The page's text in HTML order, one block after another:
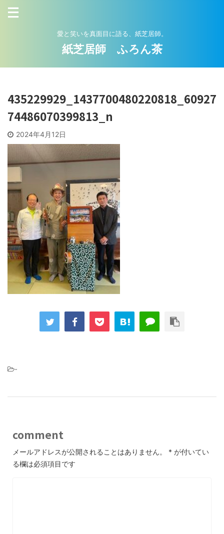
愛と笑いを真面目に語る、紙芝居師。
紙芝居師 ふろん茶
435229929_1437700480220818_60927
74486070399813_n
2024年4月12日
-
comment
メールアドレスが公開されることはありません。 * が付いてい
る欄は必須項目です